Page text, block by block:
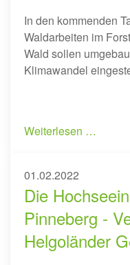
In den kommenden
Waldarbeiten im
Wald sollen
Klimawandel
Weiterlesen …
01.02.2022
Die
Pinneberg -
Helgoländer